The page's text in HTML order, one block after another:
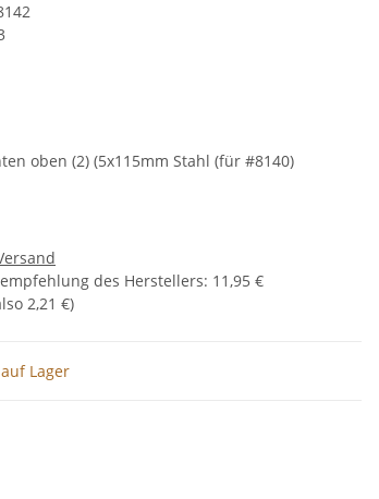
oben (2) (5x115mm Stahl (für #8140)
des Herstellers: 11,95 €
2,21 €)
Lager